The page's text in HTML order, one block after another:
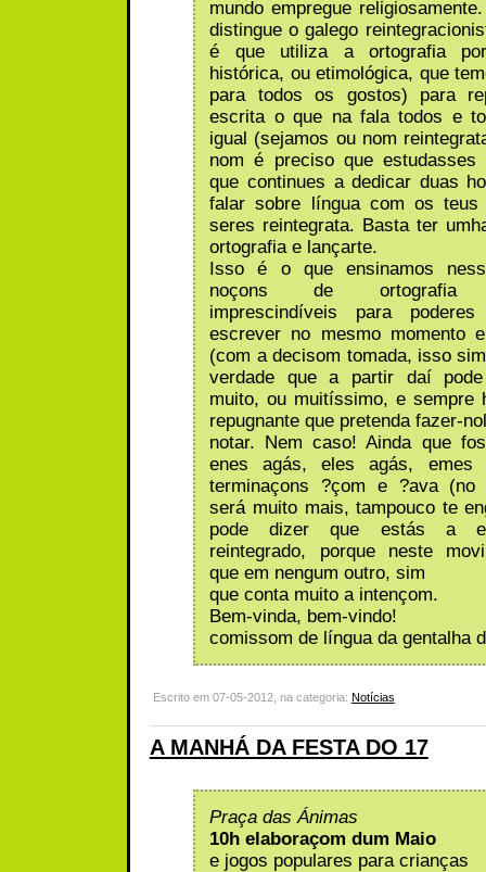
mundo empregue
distingue o galego
é que utiliza a ortografia
histórica, ou etimológica, que
para todos os gostos) para
escrita o que na fala todos e
igual (sejamos ou nom
nom é preciso que estudasses
que continues a dedicar duas
falar sobre língua com os teus
seres reintegrata. Basta ter
ortografia e lançarte.
Isso é o que ensinamos
noçons de ortografia
imprescindíveis para
escrever no mesmo momento
(com a decisom tomada, isso
verdade que a partir daí pode
muito, ou muitíssimo, e sempre
repugnante que pretenda fazer-
notar. Nem caso! Ainda que
enes agás, eles agás,
terminaçons ?çom e ?ava (no
será muito mais, tampouco te
pode dizer que estás a
reintegrado, porque neste
que em nengum outro, sim
que conta muito a intençom.
Bem-vinda, bem-vindo!
comissom de língua da gentalha
Escrito em 07-05-2012, na categoria: Notícias
A MANHÁ DA FESTA DO 17
Praça das Ánimas
10h elaboraçom dum Maio
e jogos populares para crianças